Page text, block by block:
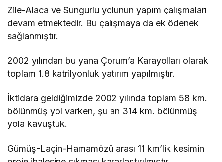
Zile-Alaca ve Sungurlu yolunun yapım çalışmaları
devam etmektedir. Bu çalışmaya da ek ödenek
sağlanmıştır.
2002 yılından bu yana Çorum’a Karayolları olarak
toplam 1.8 katrilyonluk yatırım yapılmıştır.
İktidara geldiğimizde 2002 yılında toplam 58 km.
bölünmüş yol varken, şu an 314 km. bölünmüş
yola kavuştuk.
Gümüş-Laçin-Hamamözü arası 11 km’lik kesimin